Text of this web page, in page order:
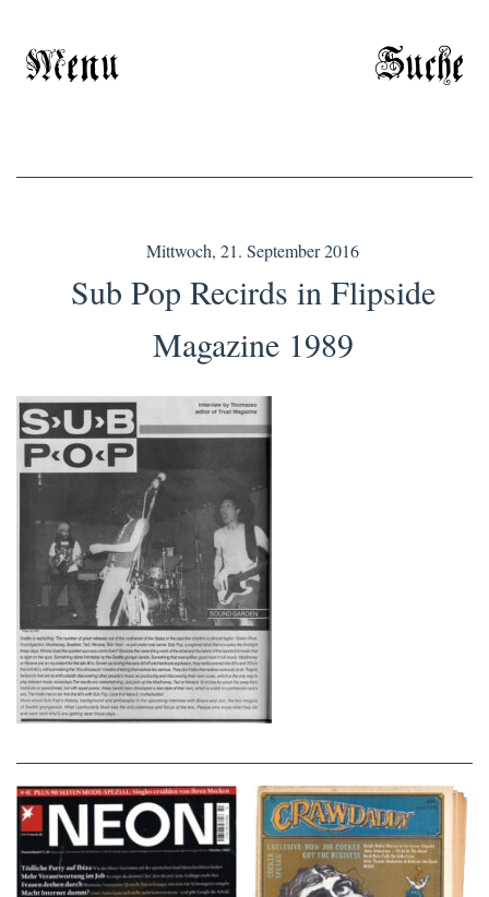
Menu Suche
Mittwoch, 21. September 2016
Sub Pop Recirds in Flipside
Magazine 1989
NEON – OKTOBER
2008
Crawdaddy – June/11/72